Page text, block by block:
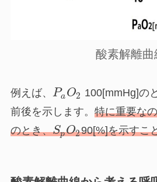
酸素解離曲
例えば、 Pa O2 100[mmHg]の
前後を示します。 特に重要な
のとき、SpO290[%]を示すこ